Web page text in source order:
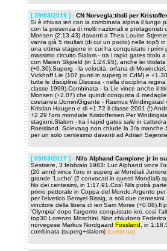
[ 29/03/2019 ] - CN Norvegia:titoli per
Si è chiuso ieri con la combinata alpina il lungo
con la presenza di molti nazionali e protagonisti
Monsen (2:13.43) davanti a Thea Louise
vanta già 5 risultati (di cui un podio) nelle top5
una ottima stagione in cui ha conquistato i
massimo circuito.Slalom - tra i rapid gates titolo
con Maren Skjoeld (in 1:24.95), anche lei
(+0.30).Superg - la velocità, orfana di
Vickhoff Lie (107 punti in superg in CdM) e
tutte le discipline.Discesa - nella disciplina
classe 1999).Combinata - la Lie vince anche il
Monsen (+2.07) che quindi conquista 4
coetanee.UominiGigante - Rasmus
Kristian Haugen e di +1.72 il classe 2001 (!)
+2.29 l'oro mondiale Kristoffersen.Per
stagioni.Slalom - tra i rapid gates sale in
Roeisland. Solevaag non chiude la 2/a
per un solo centesimo davanti ad Adrian
[ 09/03/2017 ] - Nils Alphand Campione jr in
Sestriere, 3 febbraio 1983: Luc Alphand vince
(20 anni) vince l'oro in superg ai Mondiali
grande 'Lucho' (2 convocati in questi Mondiali)
filo dei centesimi, in 1:17.91.Così Nils potrà
primo pettorale in Coppa del Mondo.Argento
per l'elvetico Semyel Bissig, a soli due
vincitore della libera di ieri Sam Morse (+0.08).Il
'Olympia' dopo l'argento conquistato ieri, così
top30 Lorenzo Moschini. Non chiudono
norvegese Markus Nordgaard Fossland , in
combinata (superg+slalom) (continua)